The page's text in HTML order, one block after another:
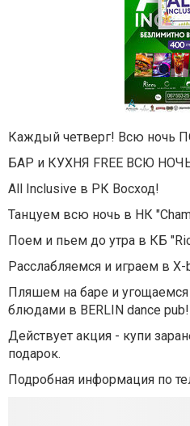
Каждый четверг! Всю
БАР и КУХНЯ FREE ВСЮ
All Inclusive в РК Восход!
Танцуем всю ночь в НК
Поем и пьем до утра в КБ
Расслабляемся и играем в
Пляшем на баре и
блюдами в BERLIN dance pub!
Действует акция - купи
подарок.
Подробная информация по